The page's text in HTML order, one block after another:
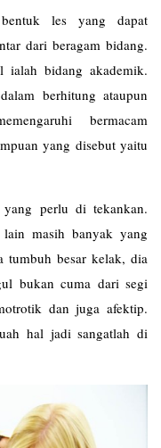
les yang dapat
dari beragam bidang.
ialah bidang akademik.
berhitung ataupun
bermacam
yang disebut yaitu
perlu di tekankan.
masih banyak yang
tumbuh besar kelak, dia
bukan cuma dari segi
dan juga afektip.
hal jadi sangatlah di